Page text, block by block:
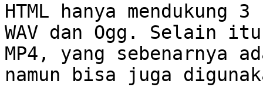
HTML hanya
WAV dan Ogg. Selain
MP4, yang sebenarnya
namun bisa juga